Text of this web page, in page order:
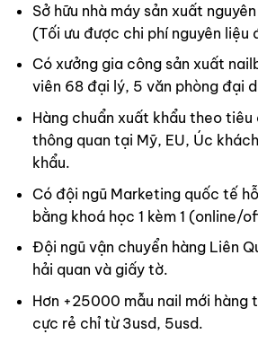
Sở hữu nhà máy sản xuất
(Tối ưu được chi phí nguyên liệu
Có xưởng gia công sản xuất
viên 68 đại lý, 5 văn phòng đại
Hàng chuẩn xuất khẩu theo tiêu
thông quan tại Mỹ, EU, Úc
khẩu.
Có đội ngũ Marketing quốc tế
bằng khoá học 1 kèm 1 (online/
Đội ngũ vận chuyển hàng Liên
hải quan và giấy tờ.
Hơn +25000 mẫu nail mới hàng
cực rẻ chỉ từ 3usd, 5usd.